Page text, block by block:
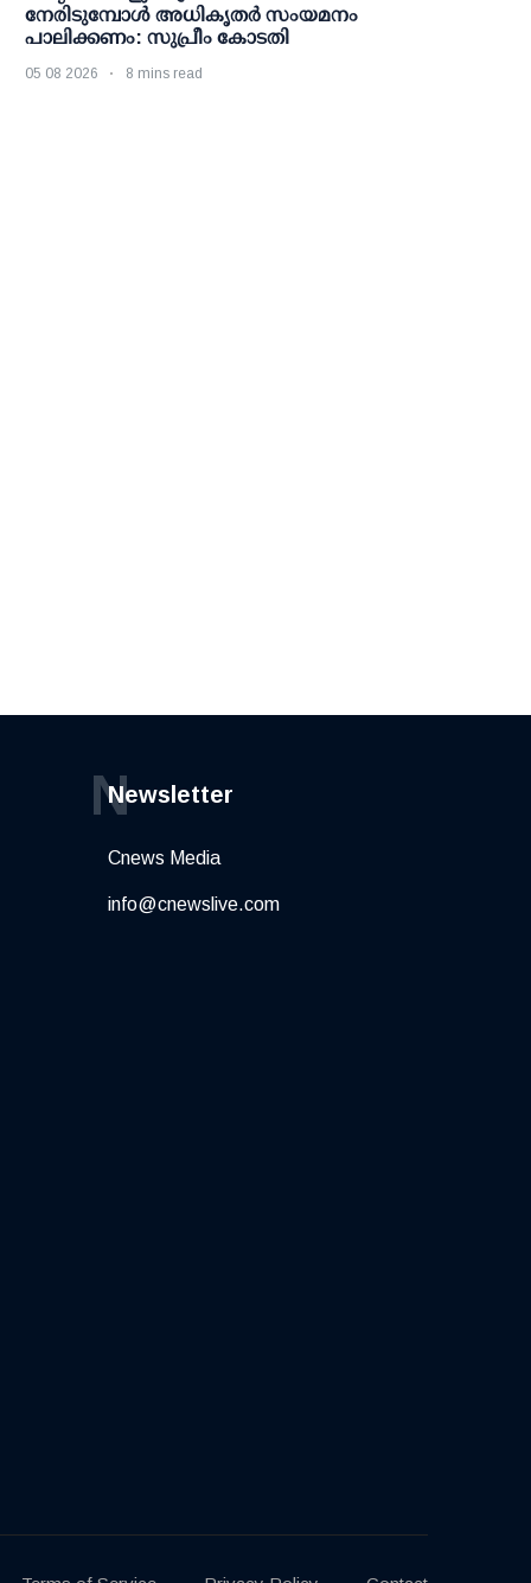
നേരിടുമ്പോള്‍ അധികൃതര്‍ സംയമനം
പാലിക്കണം: സുപ്രീം കോടതി
05 08 2026 8 mins read
Newsletter
N
Cnews Media
info@cnewslive.com